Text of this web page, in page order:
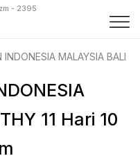
- 2395
INDONESIA MALAYSIA BALI -
11 Hari 10